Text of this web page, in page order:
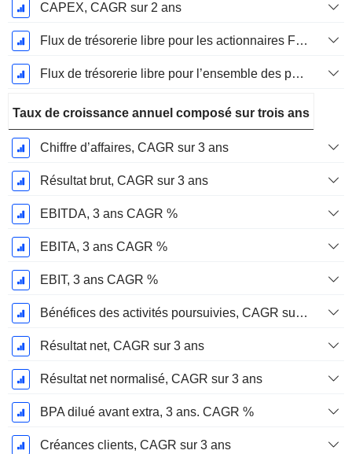
CAPEX, CAGR sur 2 ans
Flux de trésorerie libre pour les actionnaires FCFE, CAGR sur 2 ans
Flux de trésorerie libre pour l’ensemble des pourvoyeurs de fonds (créanciers et actionnaires) FCFF, CAGR sur 2 ans
Taux de croissance annuel composé sur trois ans
Chiffre d’affaires, CAGR sur 3 ans
Résultat brut, CAGR sur 3 ans
EBITDA, 3 ans CAGR %
EBITA, 3 ans CAGR %
EBIT, 3 ans CAGR %
Bénéfices des activités poursuivies, CAGR sur 3 ans
Résultat net, CAGR sur 3 ans
Résultat net normalisé, CAGR sur 3 ans
BPA dilué avant extra, 3 ans. CAGR %
Créances clients, CAGR sur 3 ans